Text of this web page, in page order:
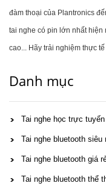
đàm thoại của Plantronics
tai nghe có pin lớn nhất
cao... Hãy trải nghiệm thực tế
Danh mục
Tai nghe học trực tuyến
Tai nghe bluetooth siêu
Tai nghe bluetooth giá
Tai nghe bluetooth thể